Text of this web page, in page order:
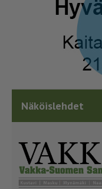
Näköislehdet